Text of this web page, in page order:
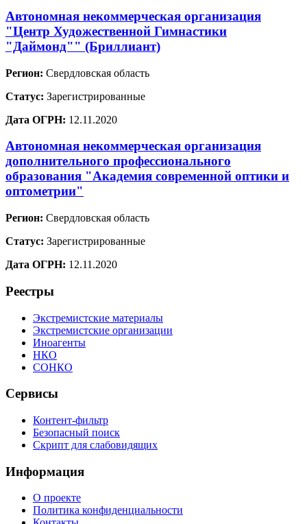
Автономная некоммерческая организация
"Центр Художественной Гимнастики
"Даймонд"" (Бриллиант)
Регион: Свердловская область
Статус: Зарегистрированные
Дата ОГРН: 12.11.2020
Автономная некоммерческая организация
дополнительного профессионального
образования "Академия современной оптики и
оптометрии"
Регион: Свердловская область
Статус: Зарегистрированные
Дата ОГРН: 12.11.2020
Реестры
Экстремистские материалы
Экстремистские организации
Иноагенты
НКО
СОНКО
Сервисы
Контент-фильтр
Безопасный поиск
Скрипт для слабовидящих
Информация
О проекте
Политика конфиденциальности